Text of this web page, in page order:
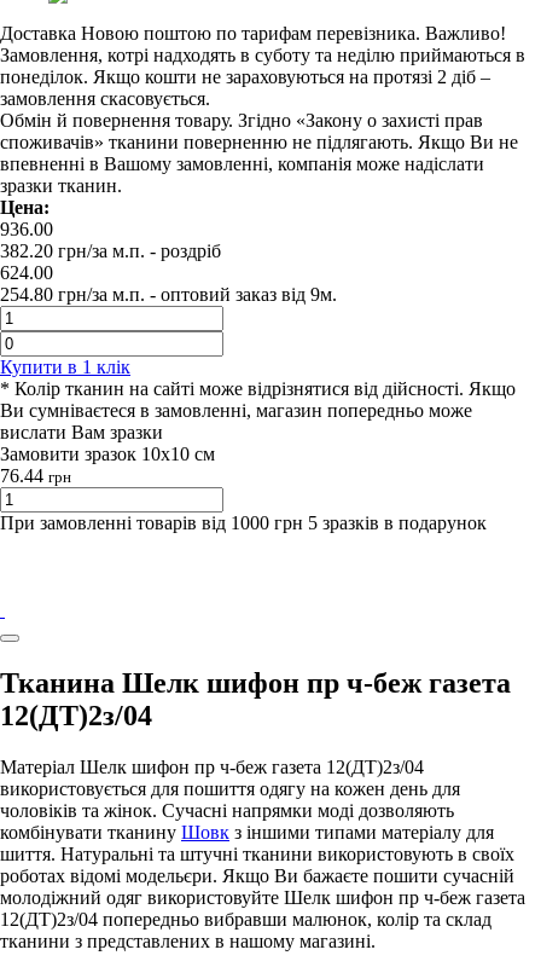
Доставка Новою поштою по тарифам перевізника. Важливо!
Замовлення, котрі надходять в суботу та неділю приймаються в
понеділок. Якщо кошти не зараховуються на протязі 2 діб –
замовлення скасовується.
Обмін й повернення товару. Згідно «Закону о захисті прав
споживачів» тканини поверненню не підлягають. Якщо Ви не
впевненні в Вашому замовленні, компанія може надіслати
зразки тканин.
Цена:
936.00
382.20 грн/за м.п. - роздрiб
624.00
254.80 грн/за м.п. - оптовий заказ вiд 9м.
Купити в 1 клiк
* Колір тканин на сайті може відрізнятися від дійсності. Якщо
Ви сумніваєтеся в замовленні, магазин попередньо може
вислати Вам зразки
Замовити зразок 10х10 см
76.44 грн
При замовленні товарів від 1000 грн 5 зразків в подарунок
Тканина Шелк шифон пр ч-беж газета
12(ДТ)2з/04
Матеріал Шелк шифон пр ч-беж газета 12(ДТ)2з/04
використовується для пошиття одягу на кожен день для
чоловіків та жінок. Сучасні напрямки моді дозволяють
комбінувати тканину Шовк з іншими типами матеріалу для
шиття. Натуральні та штучні тканини використовують в своїх
роботах відомі модельєри. Якщо Ви бажаєте пошити сучасній
молодіжний одяг використовуйте Шелк шифон пр ч-беж газета
12(ДТ)2з/04 попередньо вибравши малюнок, колір та склад
тканини з представлених в нашому магазині.